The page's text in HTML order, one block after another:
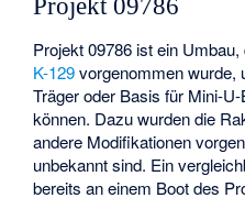
Projekt 09786
Projekt 09786 ist ein
K-129vorgenommen wurde,
Träger oder Basis für Mini-
können. Dazu wurden die
andere Modifikationen
unbekannt sind. Ein
bereits an einem Boot des